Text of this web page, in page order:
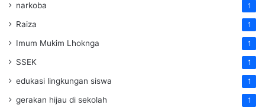
narkoba 1
Raiza 1
Imum Mukim Lhoknga 1
SSEK 1
edukasi lingkungan siswa 1
gerakan hijau di sekolah 1